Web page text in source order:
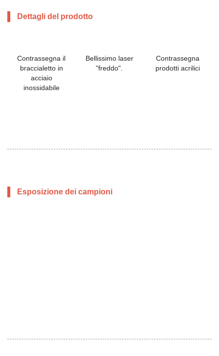
Dettagli del prodotto
Contrassegna il
braccialetto in
acciaio
inossidabile
Bellissimo laser
"freddo".
Contrassegna
prodotti acrilici
Esposizione dei campioni